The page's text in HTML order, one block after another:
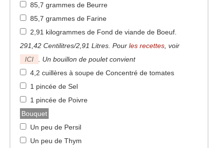
85,7 grammes de Beurre
85,7 grammes de Farine
2,91 kilogrammes de Fond de viande de Boeuf
291,42 Centilitres/2,91 Litres. Pour les recettes , voir
ICI
. Un bouillon de poulet convient
4,2 cuillères à soupe de Concentré de tomates
1 pincée de Sel
1 pincée de Poivre
Bouquet
Un peu de Persil
Un peu de Thym